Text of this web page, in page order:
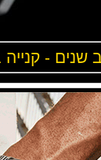
- קנייה